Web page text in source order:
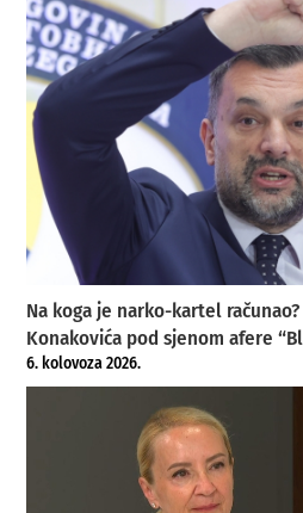
Na koga je narko-kartel
Konakovića pod sjenom afere
6. kolovoza 2026.